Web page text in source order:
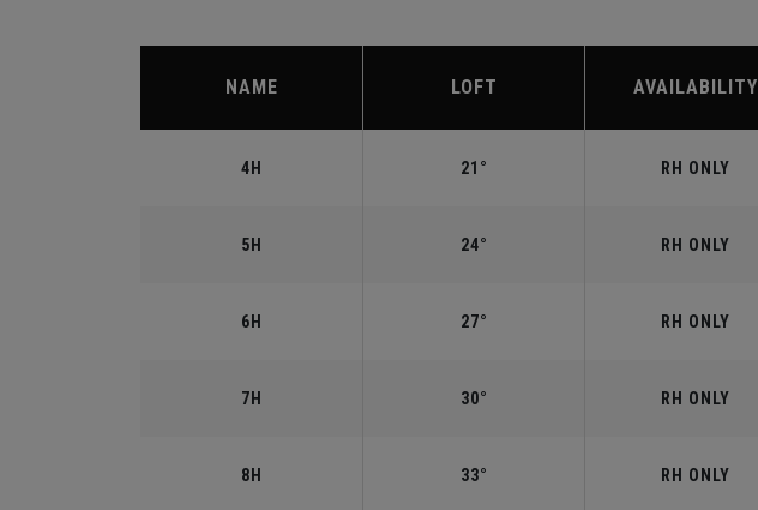
NAME LOFT AVAILABILITY
4H 21° RH ONLY
5H 24° RH ONLY
6H 27° RH ONLY
7H 30° RH ONLY
8H 33° RH ONLY